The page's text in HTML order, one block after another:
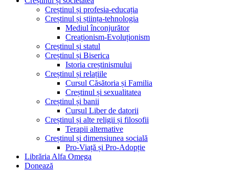
Creștinul și profesia-educația
Creștinul și știința-tehnologia
Mediul înconjurător
Creaționism-Evoluționism
Creștinul și statul
Creștinul și Biserica
Istoria creștinismului
Creștinul și relațiile
Cursul Căsătoria și Familia
Creștinul și sexualitatea
Creștinul și banii
Cursul Liber de datorii
Creștinul și alte religii și filosofii
Terapii alternative
Creștinul și dimensiunea socială
Pro-Viață și Pro-Adopție
Librăria Alfa Omega
Donează